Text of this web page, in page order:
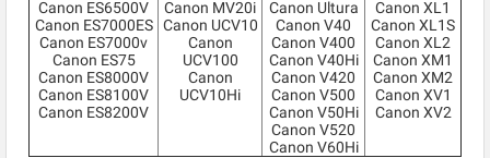
Canon ES6500V
Canon ES7000ES
Canon ES7000v
Canon ES75
Canon ES8000V
Canon ES8100V
Canon ES8200V
Canon MV20i
Canon UCV10
Canon
UCV100
Canon
UCV10Hi
Canon Ultura
Canon V40
Canon V400
Canon V40Hi
Canon V420
Canon V500
Canon V50Hi
Canon V520
Canon V60Hi
Canon XL1
Canon XL1S
Canon XL2
Canon XM1
Canon XM2
Canon XV1
Canon XV2